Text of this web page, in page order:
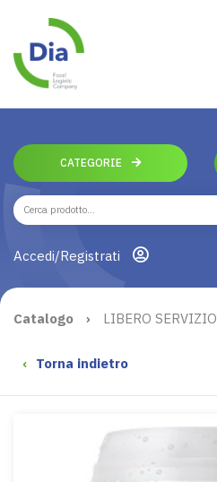
CATEGORIE
Accedi/Registrati
Catalogo › LIBERO SERVIZIO
‹ Torna indietro